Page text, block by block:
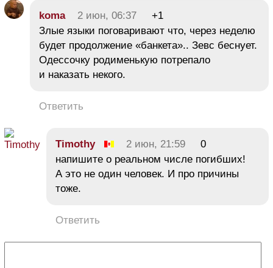
koma 2 июн, 06:37
+1
Злые языки поговаривают что, через неделю
будет продолжение «банкета».. Зевс беснует.
Одессочку родименькую потрепало
и наказать некого.
Ответить
Timothy 2 июн, 21:59
0
напишите о реальном числе погибших!
А это не один человек. И про причины
тоже.
Ответить